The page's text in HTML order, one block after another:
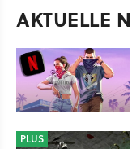
AKTUELLE
PLUS